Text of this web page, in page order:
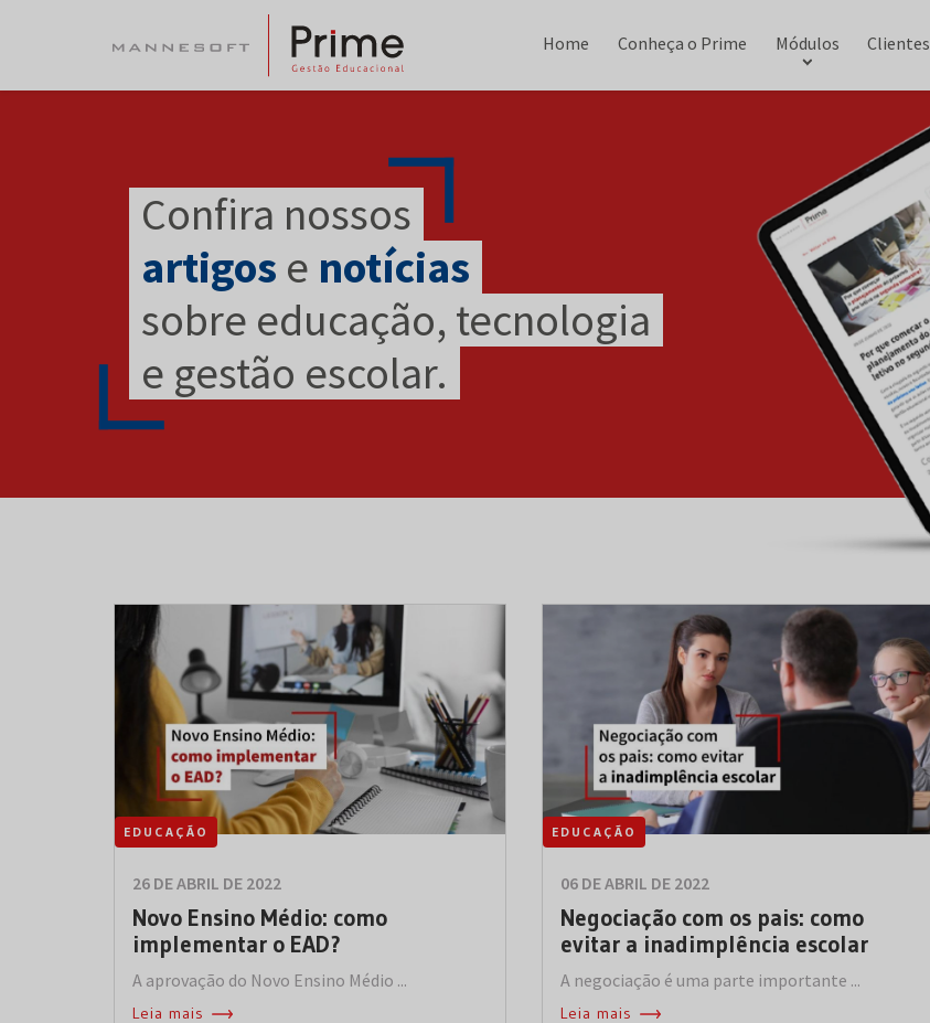
Home Conheça o Prime Módulos Clientes
Confira nossos
artigos e notícias
sobre educação, tecnologia
e gestão escolar.
EDUCAÇÃO
26 DE ABRIL DE 2022
Novo Ensino Médio: como
implementar o EAD?
A aprovação do Novo Ensino Médio ...
Leia mais
EDUCAÇÃO
06 DE ABRIL DE 2022
Negociação com os pais: como
evitar a inadimplência escolar
A negociação é uma parte importante ...
Leia mais